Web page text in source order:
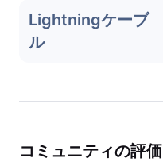
Lightningケーブ
ル
コミュニティの評価